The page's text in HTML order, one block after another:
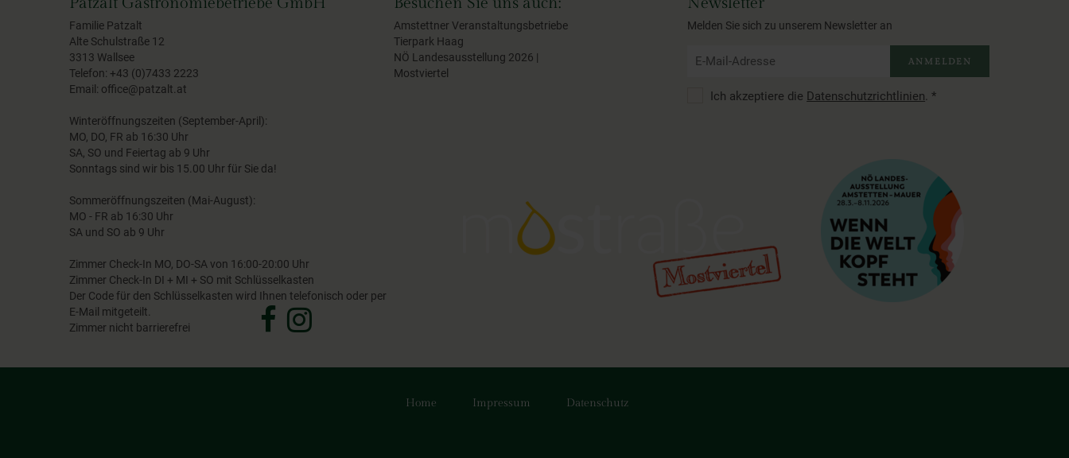
Familie Patzalt
Alte Schulstraße 12
3313 Wallsee
Telefon: +43 (0)7433 2223
Email: office@patzalt.at
Winteröffnungszeiten (September-April):
MO, DO, FR ab 16:30 Uhr
SA, SO und Feiertag ab 9 Uhr
Sonntags sind wir bis 15.00 Uhr für Sie da!
Sommeröffnungszeiten (Mai-August):
MO - FR ab 16:30 Uhr
SA und SO ab 9 Uhr
Zimmer Check-In MO, DO-SA von 16:00-20:00 Uhr
Zimmer Check-In DI + MI + SO mit Schlüsselkasten
Der Code für den Schlüsselkasten wird Ihnen telefonisch oder per
E-Mail mitgeteilt.
Zimmer nicht barrierefrei
Amstettner Veranstaltungsbetriebe
Tierpark Haag
NÖ Landesausstellung 2026 |
Mostviertel
Melden Sie sich zu unserem Newsletter an
Ich akzeptiere die Datenschutzrichtlinien.*
ANMELDEN
Home Impressum Datenschutz